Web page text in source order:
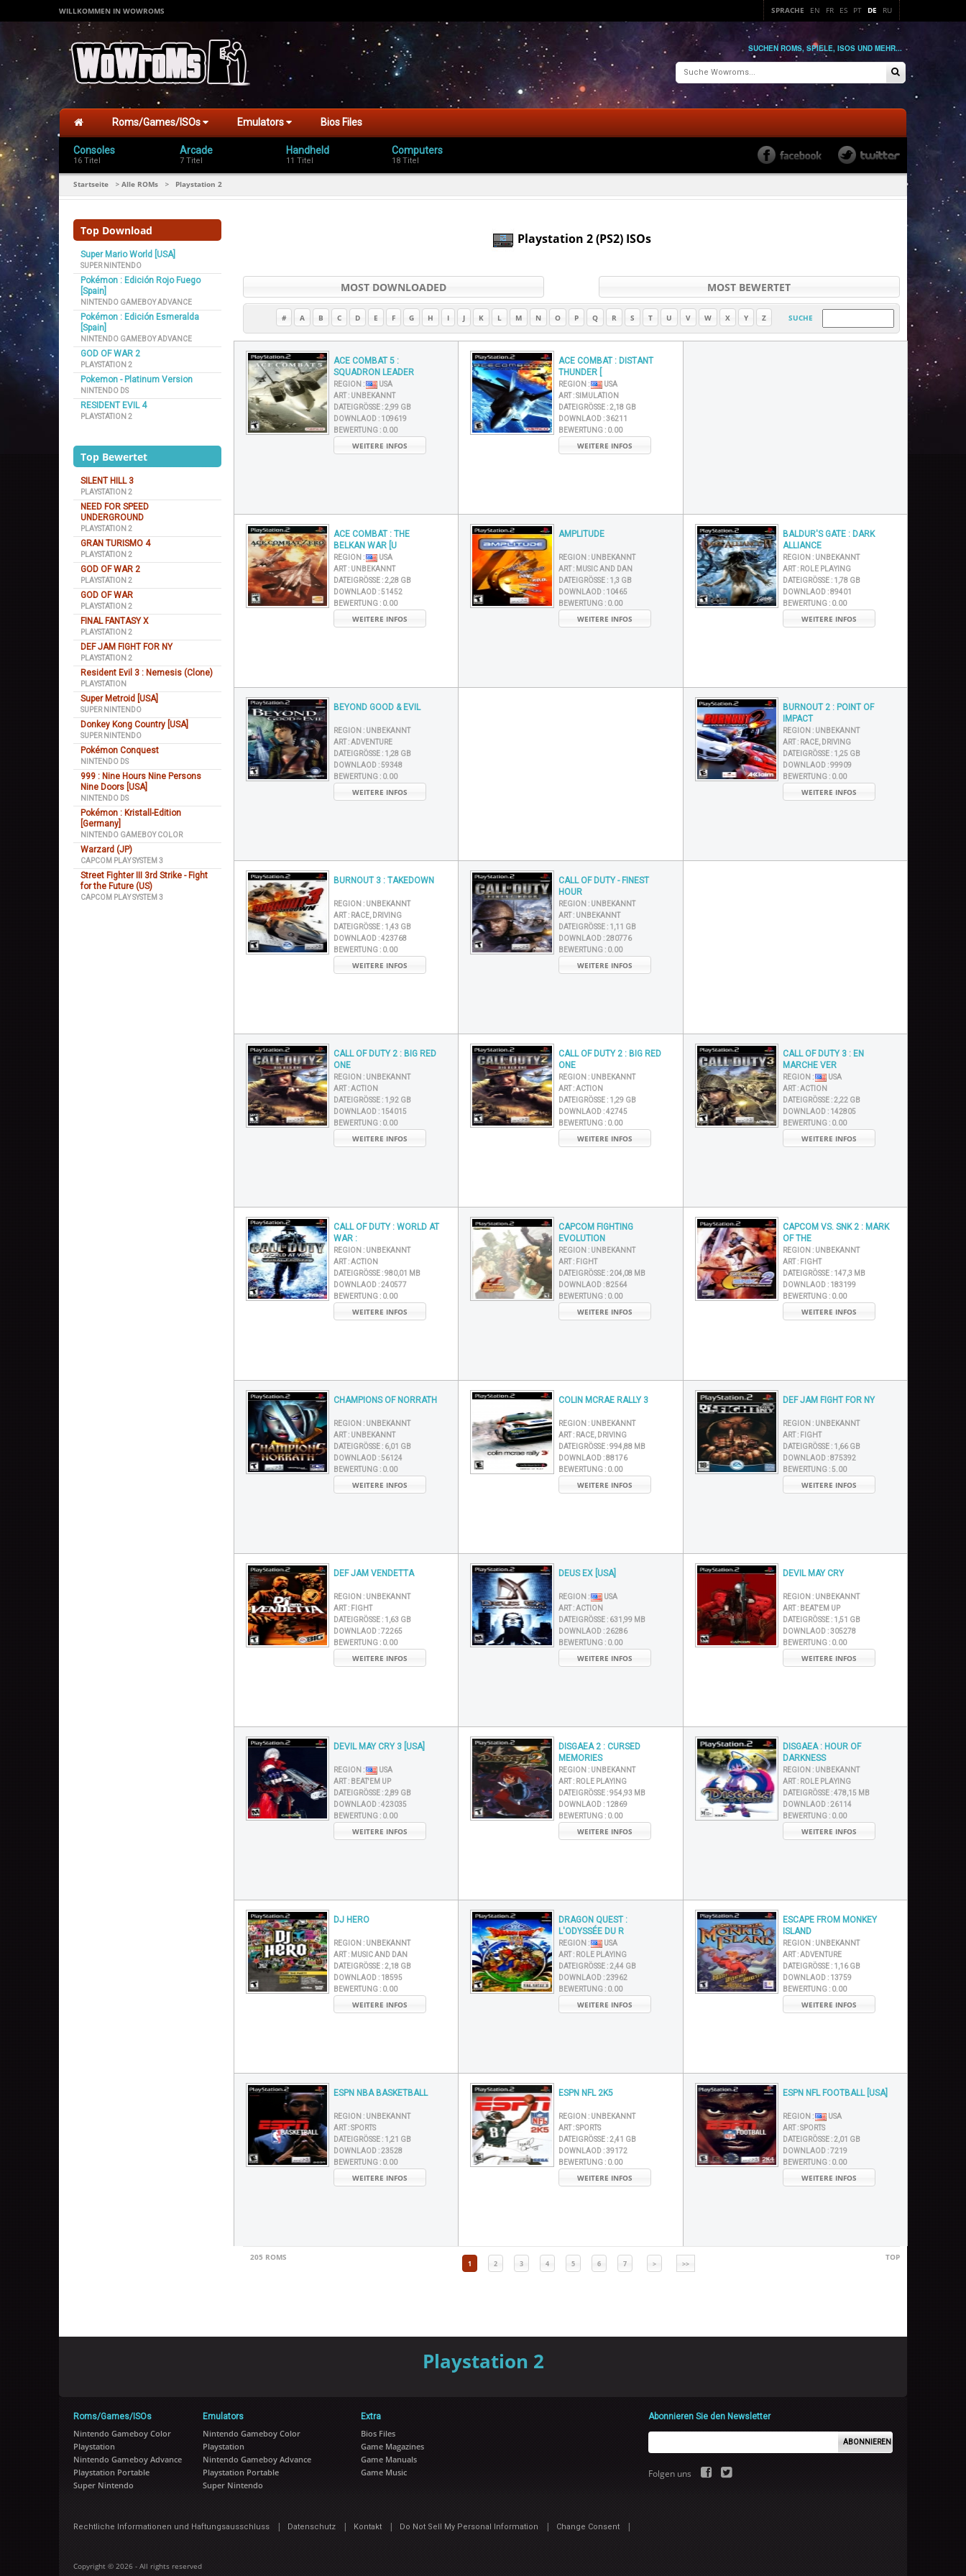
WILLKOMMEN IN WOWROMS SPRACHE EN FR ES PT DE RU
SUCHEN ROMS, SPIELE, ISOS UND MEHR...
Roms/Games/ISOs Emulators Bios Files
Consoles
16 Titel
Arcade
7 Titel
Handheld
11 Titel
Computers
18 Titel
Startseite > Alle ROMs > Playstation 2
Top Download
Super Mario World [USA]
SUPER NINTENDO
Pokémon : Edición Rojo Fuego
[Spain]
NINTENDO GAMEBOY ADVANCE
Pokémon : Edición Esmeralda
[Spain]
NINTENDO GAMEBOY ADVANCE
GOD OF WAR 2
PLAYSTATION 2
Pokemon - Platinum Version
NINTENDO DS
RESIDENT EVIL 4
PLAYSTATION 2
Top Bewertet
SILENT HILL 3
PLAYSTATION 2
NEED FOR SPEED
UNDERGROUND
PLAYSTATION 2
GRAN TURISMO 4
PLAYSTATION 2
GOD OF WAR 2
PLAYSTATION 2
GOD OF WAR
PLAYSTATION 2
FINAL FANTASY X
PLAYSTATION 2
DEF JAM FIGHT FOR NY
PLAYSTATION 2
Resident Evil 3 : Nemesis (Clone)
PLAYSTATION
Super Metroid [USA]
SUPER NINTENDO
Donkey Kong Country [USA]
SUPER NINTENDO
Pokémon Conquest
NINTENDO DS
999 : Nine Hours Nine Persons
Nine Doors [USA]
NINTENDO DS
Pokémon : Kristall-Edition
[Germany]
NINTENDO GAMEBOY COLOR
Warzard (JP)
CAPCOM PLAY SYSTEM 3
Street Fighter III 3rd Strike - Fight
for the Future (US)
CAPCOM PLAY SYSTEM 3
Playstation 2 (PS2) ISOs
MOST DOWNLOADED MOST BEWERTET
# A B C D E F G H I J K L M N O P Q R S T U V W X Y Z SUCHE
ACE COMBAT 5 :
SQUADRON LEADER
REGION :
USA
ART : UNBEKANNT
DATEIGRÖSSE : 2,99 GB
DOWNLAOD : 109619
BEWERTUNG : 0.00
WEITERE INFOS
ACE COMBAT : DISTANT
THUNDER [
REGION :
USA
ART :SIMULATION
DATEIGRÖSSE : 2,18 GB
DOWNLAOD :36211
BEWERTUNG : 0.00
WEITERE INFOS
ACE COMBAT : THE
BELKAN WAR [U
REGION :
USA
ART : UNBEKANNT
DATEIGRÖSSE : 2,28 GB
DOWNLAOD :51452
BEWERTUNG : 0.00
WEITERE INFOS
AMPLITUDE
REGION : UNBEKANNT
ART : MUSIC AND DAN
DATEIGRÖSSE : 1,3 GB
DOWNLAOD : 10465
BEWERTUNG : 0.00
WEITERE INFOS
BALDUR'S GATE : DARK
ALLIANCE
REGION : UNBEKANNT
ART : ROLE PLAYING
DATEIGRÖSSE : 1,78 GB
DOWNLAOD :89401
BEWERTUNG : 0.00
WEITERE INFOS
BEYOND GOOD & EVIL
REGION : UNBEKANNT
ART :ADVENTURE
DATEIGRÖSSE : 1,28 GB
DOWNLAOD :59348
BEWERTUNG : 0.00
WEITERE INFOS
BURNOUT 2 : POINT OF
IMPACT
REGION : UNBEKANNT
ART : RACE, DRIVING
DATEIGRÖSSE : 1,25 GB
DOWNLAOD :99909
BEWERTUNG : 0.00
WEITERE INFOS
BURNOUT 3 : TAKEDOWN
REGION : UNBEKANNT
ART : RACE, DRIVING
DATEIGRÖSSE : 1,43 GB
DOWNLAOD :423768
BEWERTUNG : 0.00
WEITERE INFOS
CALL OF DUTY - FINEST
HOUR
REGION : UNBEKANNT
ART : UNBEKANNT
DATEIGRÖSSE : 1,11 GB
DOWNLAOD :280776
BEWERTUNG : 0.00
WEITERE INFOS
CALL OF DUTY 2 : BIG RED
ONE
REGION : UNBEKANNT
ART :ACTION
DATEIGRÖSSE : 1,92 GB
DOWNLAOD : 154015
BEWERTUNG : 0.00
WEITERE INFOS
CALL OF DUTY 2 : BIG RED
ONE
REGION : UNBEKANNT
ART :ACTION
DATEIGRÖSSE : 1,29 GB
DOWNLAOD :42745
BEWERTUNG : 0.00
WEITERE INFOS
CALL OF DUTY 3 : EN
MARCHE VER
REGION :
USA
ART :ACTION
DATEIGRÖSSE :2,22 GB
DOWNLAOD : 142805
BEWERTUNG : 0.00
WEITERE INFOS
CALL OF DUTY : WORLD AT
WAR :
REGION : UNBEKANNT
ART :ACTION
DATEIGRÖSSE : 980,01 MB
DOWNLAOD :240577
BEWERTUNG : 0.00
WEITERE INFOS
CAPCOM FIGHTING
EVOLUTION
REGION : UNBEKANNT
ART : FIGHT
DATEIGRÖSSE : 204,08 MB
DOWNLAOD :82564
BEWERTUNG : 0.00
WEITERE INFOS
CAPCOM VS. SNK 2 : MARK
OF THE
REGION : UNBEKANNT
ART : FIGHT
DATEIGRÖSSE : 147,3 MB
DOWNLAOD : 183199
BEWERTUNG : 0.00
WEITERE INFOS
CHAMPIONS OF NORRATH
REGION : UNBEKANNT
ART : UNBEKANNT
DATEIGRÖSSE : 6,01 GB
DOWNLAOD :56124
BEWERTUNG : 0.00
WEITERE INFOS
COLIN MCRAE RALLY 3
REGION : UNBEKANNT
ART : RACE, DRIVING
DATEIGRÖSSE : 994,88 MB
DOWNLAOD :88176
BEWERTUNG : 0.00
WEITERE INFOS
DEF JAM FIGHT FOR NY
REGION : UNBEKANNT
ART : FIGHT
DATEIGRÖSSE : 1,66 GB
DOWNLAOD :875392
BEWERTUNG :5.00
WEITERE INFOS
DEF JAM VENDETTA
REGION : UNBEKANNT
ART : FIGHT
DATEIGRÖSSE : 1,63 GB
DOWNLAOD :72265
BEWERTUNG : 0.00
WEITERE INFOS
DEUS EX [USA]
REGION :
USA
ART :ACTION
DATEIGRÖSSE : 631,99 MB
DOWNLAOD :26286
BEWERTUNG : 0.00
WEITERE INFOS
DEVIL MAY CRY
REGION : UNBEKANNT
ART : BEAT'EM UP
DATEIGRÖSSE : 1,51 GB
DOWNLAOD :305278
BEWERTUNG : 0.00
WEITERE INFOS
DEVIL MAY CRY 3 [USA]
REGION :
USA
ART : BEAT'EM UP
DATEIGRÖSSE : 2,89 GB
DOWNLAOD :423035
BEWERTUNG : 0.00
WEITERE INFOS
DISGAEA 2 : CURSED
MEMORIES
REGION : UNBEKANNT
ART : ROLE PLAYING
DATEIGRÖSSE : 954,93 MB
DOWNLAOD : 12869
BEWERTUNG : 0.00
WEITERE INFOS
DISGAEA : HOUR OF
DARKNESS
REGION : UNBEKANNT
ART : ROLE PLAYING
DATEIGRÖSSE :478,15 MB
DOWNLAOD :26114
BEWERTUNG : 0.00
WEITERE INFOS
DJ HERO
REGION : UNBEKANNT
ART : MUSIC AND DAN
DATEIGRÖSSE : 2,18 GB
DOWNLAOD : 18595
BEWERTUNG : 0.00
WEITERE INFOS
DRAGON QUEST :
L'ODYSSÉE DU R
REGION :
USA
ART : ROLE PLAYING
DATEIGRÖSSE : 2,44 GB
DOWNLAOD :23962
BEWERTUNG : 0.00
WEITERE INFOS
ESCAPE FROM MONKEY
ISLAND
REGION : UNBEKANNT
ART :ADVENTURE
DATEIGRÖSSE : 1,16 GB
DOWNLAOD : 13759
BEWERTUNG : 0.00
WEITERE INFOS
ESPN NBA BASKETBALL
REGION : UNBEKANNT
ART :SPORTS
DATEIGRÖSSE : 1,21 GB
DOWNLAOD :23528
BEWERTUNG : 0.00
WEITERE INFOS
ESPN NFL 2K5
REGION : UNBEKANNT
ART :SPORTS
DATEIGRÖSSE : 2,41 GB
DOWNLAOD :39172
BEWERTUNG : 0.00
WEITERE INFOS
ESPN NFL FOOTBALL [USA]
REGION :
USA
ART :SPORTS
DATEIGRÖSSE :2,01 GB
DOWNLAOD :7219
BEWERTUNG : 0.00
WEITERE INFOS
205 ROMS
1 2 3 4 5 6 7 > >>
TOP
Playstation 2
Roms/Games/ISOs
Nintendo Gameboy Color
Playstation
Nintendo Gameboy Advance
Playstation Portable
Super Nintendo
Emulators
Nintendo Gameboy Color
Playstation
Nintendo Gameboy Advance
Playstation Portable
Super Nintendo
Extra
Bios Files
Game Magazines
Game Manuals
Game Music
Abonnieren Sie den Newsletter
ABONNIEREN
Folgen uns
Rechtliche Informationen und Haftungsausschluss | Datenschutz | Kontakt | Do Not Sell My Personal Information | Change Consent |
Copyright © 2026 - All rights reserved